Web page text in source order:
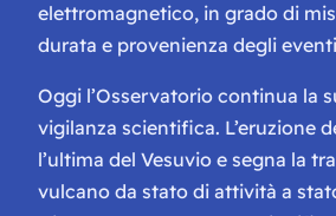
elettromagnetico, in grado di
durata e provenienza degli
Oggi l’Osservatorio continua la
vigilanza scientifica. L’eruzione
l’ultima del Vesuvio e segna la
vulcano da stato di attività a